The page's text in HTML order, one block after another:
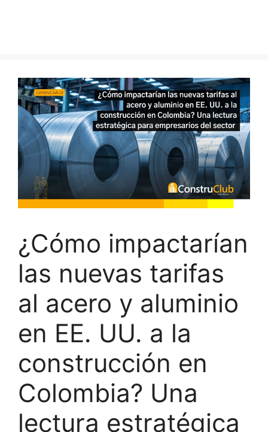
¿Cómo impactarían
las nuevas tarifas
al acero y aluminio
en EE. UU. a la
construcción en
Colombia? Una
lectura estratégica